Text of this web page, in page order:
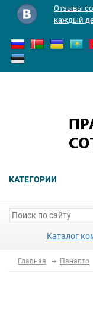
Отзывы
каждый
КАТЕГОРИИ
Каталог
Главная Панавто